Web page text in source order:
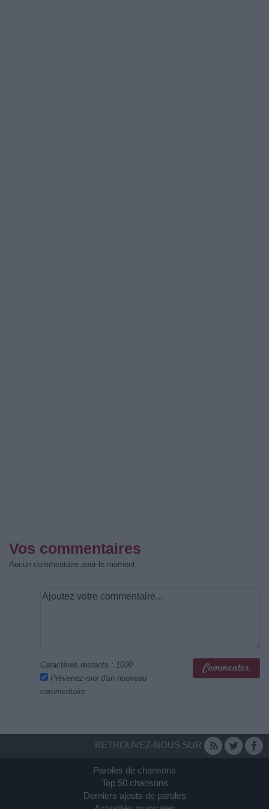
Vos commentaires
Aucun commentaire pour le moment
Caractères restants : 1000
Prévenez-moi d'un nouveau
commentaire
RETROUVEZ-NOUS SUR
Paroles de chansons
Top 50 chansons
Derniers ajouts de paroles